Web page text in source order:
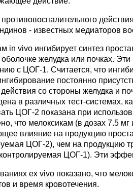
- известных медиаторов
in vivo ингибирует синтез
оболочке желудка или почках.
с ЦОГ-1. Считается, что
постоянно
со стороны желудка и
в различных тест-системах,
ЦОГ-2 показана при
что мелоксикам (в дозах 7.5
влияние на продукцию
ЦОГ-2), чем на продукцию
ЦОГ-1). Эти
ex vivo показано, что
и время кровотечения.